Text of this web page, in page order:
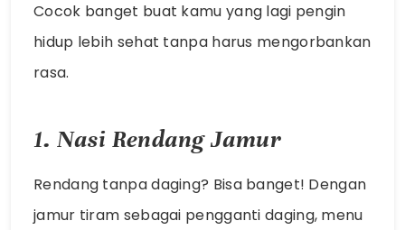
Cocok banget buat kamu yang lagi pengin
hidup lebih sehat tanpa harus mengorbankan
rasa.
1. Nasi Rendang Jamur
Rendang tanpa daging? Bisa banget! Dengan
jamur tiram sebagai pengganti daging, menu